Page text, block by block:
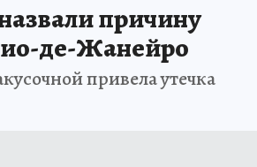
причину
де-Жанейро
привела утечка